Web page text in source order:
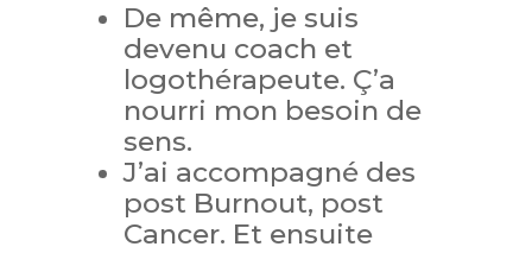
De même, je suis
devenu coach et
logothérapeute. Ç’a
nourri mon besoin de
sens.
J’ai accompagné des
post Burnout, post
Cancer. Et ensuite